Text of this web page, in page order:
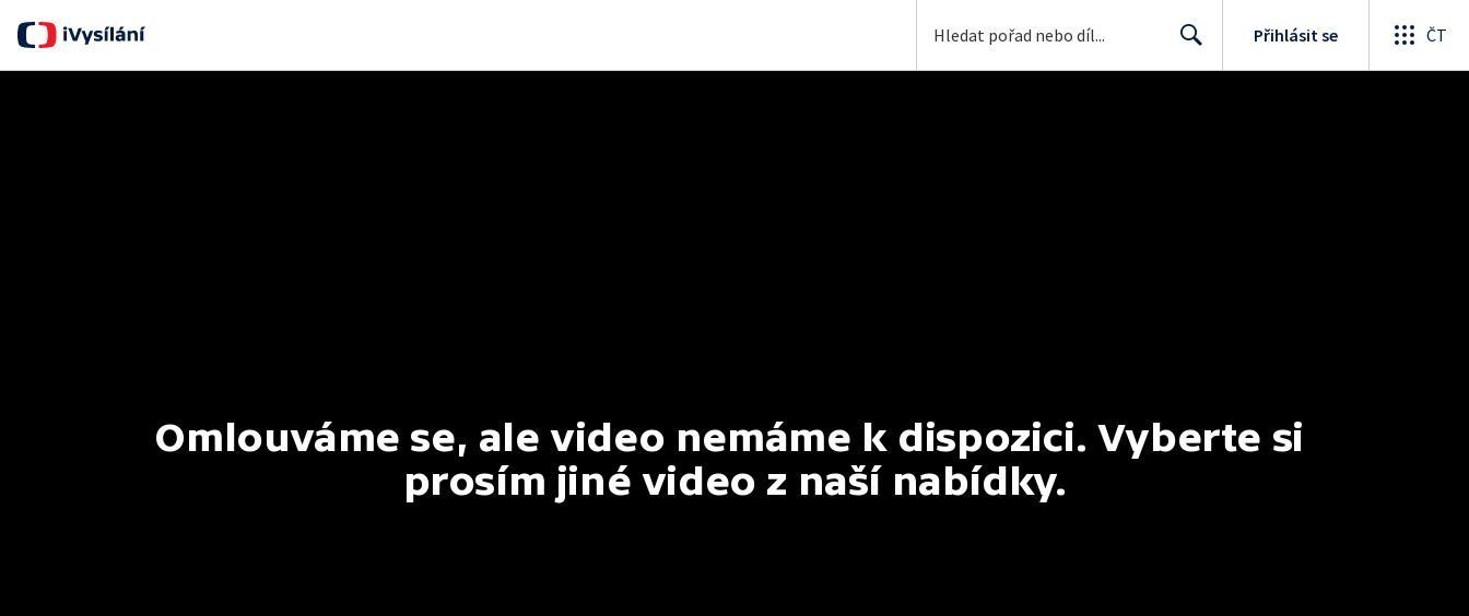
Přihlásit se ČT
Omlouváme se, ale video nemáme k dispozici. Vyberte si
prosím jiné video z naší nabídky.